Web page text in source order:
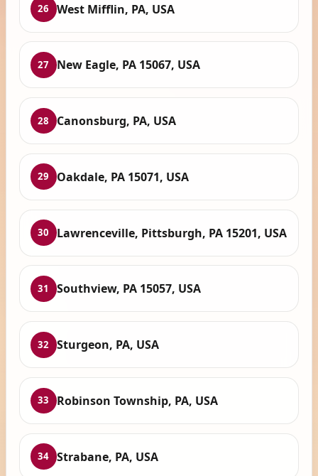
26 West Mifflin, PA, USA
27 New Eagle, PA 15067, USA
28 Canonsburg, PA, USA
29 Oakdale, PA 15071, USA
30 Lawrenceville, Pittsburgh, PA 15201, USA
31 Southview, PA 15057, USA
32 Sturgeon, PA, USA
33 Robinson Township, PA, USA
34 Strabane, PA, USA